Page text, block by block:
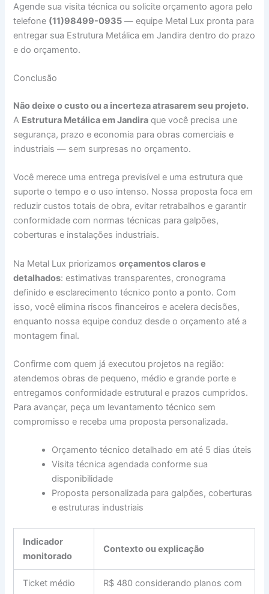
Agende sua visita técnica ou solicite orçamento agora pelo
telefone (11)98499-0935 — equipe Metal Lux pronta para
entregar sua Estrutura Metálica em Jandira dentro do prazo
e do orçamento.
Conclusão
Não deixe o custo ou a incerteza atrasarem seu projeto.
A Estrutura Metálica em Jandira que você precisa une
segurança, prazo e economia para obras comerciais e
industriais — sem surpresas no orçamento.
Você merece uma entrega previsível e uma estrutura que
suporte o tempo e o uso intenso. Nossa proposta foca em
reduzir custos totais de obra, evitar retrabalhos e garantir
conformidade com normas técnicas para galpões,
coberturas e instalações industriais.
Na Metal Lux priorizamosorçamentos claros e
detalhados: estimativas transparentes, cronograma
definido e esclarecimento técnico ponto a ponto. Com
isso, você elimina riscos financeiros e acelera decisões,
enquanto nossa equipe conduz desde o orçamento até a
montagem final.
Confirme com quem já executou projetos na região:
atendemos obras de pequeno, médio e grande porte e
entregamos conformidade estrutural e prazos cumpridos.
Para avançar, peça um levantamento técnico sem
compromisso e receba uma proposta personalizada.
Orçamento técnico detalhado em até 5 dias úteis
Visita técnica agendada conforme sua
disponibilidade
Proposta personalizada para galpões, coberturas
e estruturas industriais
Indicador
monitorado
Contexto ou explicação
Ticket médio
R$ 480 considerando planos com